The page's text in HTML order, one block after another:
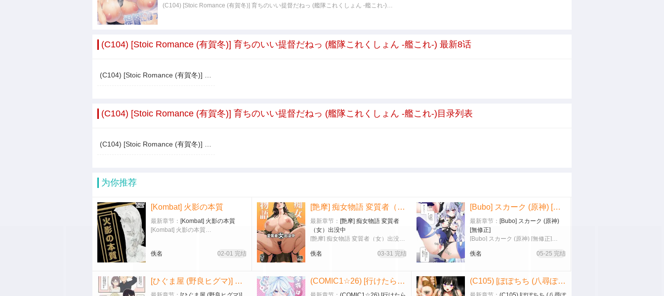
(C104) [Stoic Romance (有賀冬)] 育ちのいい提督だねっ (艦隊これくしょん -艦これ-)…
(C104) [Stoic Romance (有賀冬)] 育ちのいい提督だねっ (艦隊これくしょん -艦これ-) 最新8话
(C104) [Stoic Romance (有賀冬)] 育ちのいい提督だねっ (艦隊これくしょん -艦これ-)目录列表
为你推荐
[Kombat] 火影の本質
最新章节： [Kombat] 火影の本質
[Kombat] 火影の本質…
佚名 02-01 完结
[艶摩] 痴女物語 変質者（女）出没中
最新章节： [艶摩] 痴女物語 変質者
（女）出没中
[艶摩] 痴女物語 変質者（女）出没
佚名
03-31 完结
[Bubo] スカーク (原神) [無修正]
最新章节： [Bubo] スカーク (原神)
[無修正]
[Bubo] スカーク (原神) [無修正]…
佚名 05-25 完结
[ひぐま屋 (野良ヒグマ)] 義理の姉とすごくなかよしになった話 (COMIC1☆26) [行けたら行く (行けたら行く)] 旅人!今夜はYES？NO？ (原神) [DL版] (C105) [ぽぽちち (八尋ぽち)] 複製マ○コ2〜真面目なマ○コ編〜